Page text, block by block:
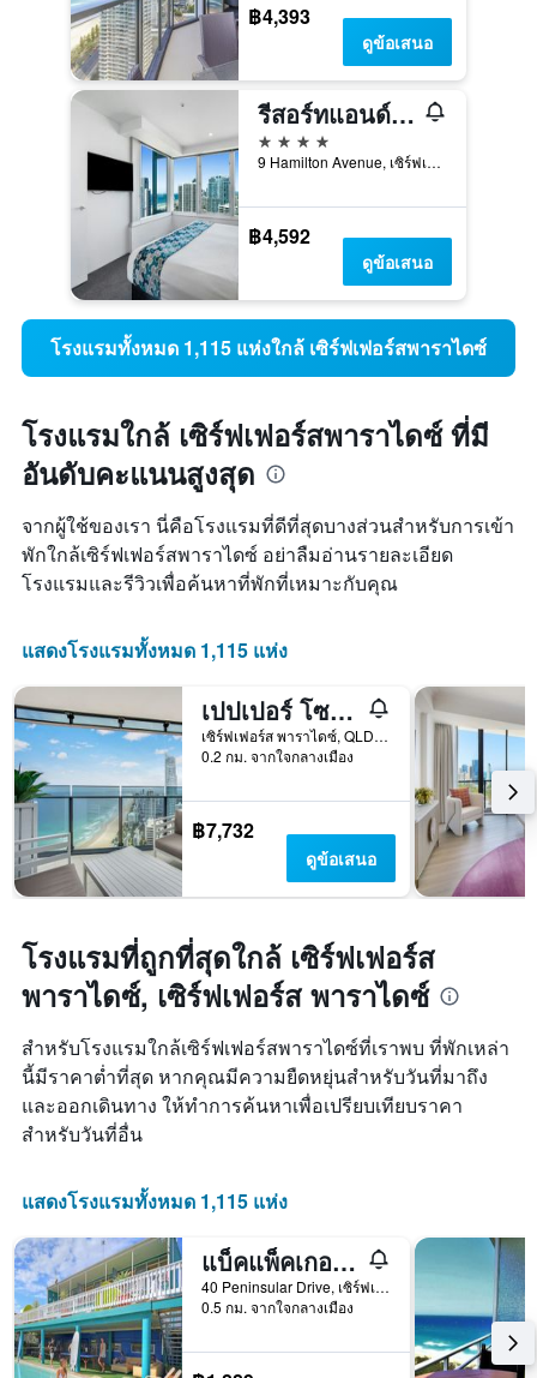
฿4,393
ดูข้อเสนอ
รีสอร์ทแอนด์สปาคิว 1
4 ดาว
9 Hamilton Avenue, เซิร์ฟเฟอร์ส พาราไดซ์, QLD, ออสเตรเลีย
฿4,592
ดูข้อเสนอ
โรงแรมทั้งหมด 1,115 แห่งใกล้ เซิร์ฟเฟอร์สพาราไดซ์
โรงแรมใกล้ เซิร์ฟเฟอร์สพาราไดซ์ ที่มี
อันดับคะแนนสูงสุด
จากผู้ใช้ของเรา นี่คือโรงแรมที่ดีที่สุดบางส่วนสำหรับการเข้า
พักใกล้เซิร์ฟเฟอร์สพาราไดซ์ อย่าลืมอ่านรายละเอียด
โรงแรมและรีวิวเพื่อค้นหาที่พักที่เหมาะกับคุณ
แสดงโรงแรมทั้งหมด 1,115 แห่ง
เปปเปอร์ โซล เซิร์ฟเฟอร์ พาราไดส์
เซิร์ฟเฟอร์ส พาราไดซ์, QLD, ออสเตรเลีย
0.2 กม. จากใจกลางเมือง
฿7,732
ดูข้อเสนอ
โรงแรมที่ถูกที่สุดใกล้ เซิร์ฟเฟอร์ส
พาราไดซ์, เซิร์ฟเฟอร์ส พาราไดซ์
สำหรับโรงแรมใกล้เซิร์ฟเฟอร์สพาราไดซ์ที่เราพบ ที่พักเหล่า
นี้มีราคาต่ำที่สุด หากคุณมีความยืดหยุ่นสำหรับวันที่มาถึง
และออกเดินทาง ให้ทำการค้นหาเพื่อเปรียบเทียบราคา
สำหรับวันที่อื่น
แสดงโรงแรมทั้งหมด 1,115 แห่ง
แบ็คแพ็คเกอร์ส อิน พาราไดซ์ รีสอร์ท - โฮสเทล
40 Peninsular Drive, เซิร์ฟเฟอร์ส พาราไดซ์, QLD, ออสเตรเลีย
0.5 กม. จากใจกลางเมือง